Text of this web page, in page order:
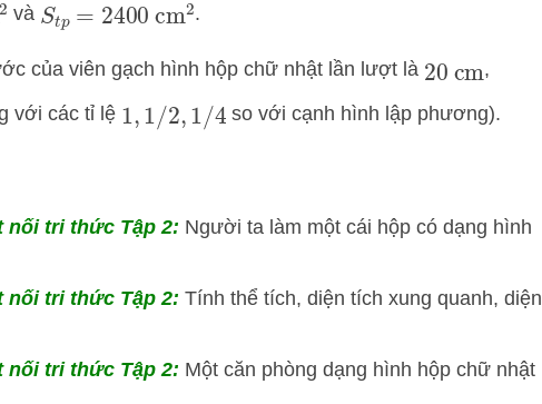
2 và Stp=2400cm2.
của viên gạch hình hộp chữ nhật lần lượt là 20 cm,
với các tỉ lệ 1, 1/2,1/4 so với cạnh hình lập phương).
nối tri thức Tập 2: Người ta làm một cái hộp có dạng hình
nối tri thức Tập 2: Tính thể tích, diện tích xung quanh, diện
nối tri thức Tập 2: Một căn phòng dạng hình hộp chữ nhật